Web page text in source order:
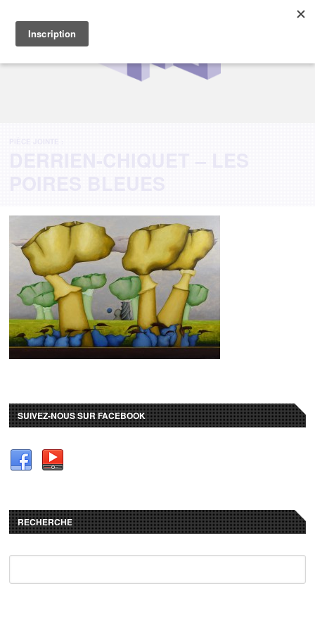
PIÈCE JOINTE :
DERRIEN-CHIQUET – LES
POIRES BLEUES
SUIVEZ-NOUS SUR FACEBOOK
RECHERCHE